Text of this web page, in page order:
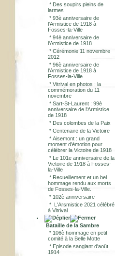
* Des soupirs pleins de
larmes
* 93è anniversaire de
l'Armistice de 1918 à
Fosses-la-Ville
* 94è anniversaire de
l'Armistice de 1918
* Cérémonie 11 novembre
2012
* 96è anniversaire de
l'Armistice de 1918 à
Fosses-la-Ville
* Vitrival en photos : la
commémoration du 11
novembre
* Sart-St-Laurent : 99è
anniversaire de l'Armistice
de 1918
* Des colombes de la Paix
* Centenaire de la Victoire
* Aisemont : un grand
moment d’émotion pour
célébrer la Victoire de 1918
* Le 101e anniversaire de la
Victoire de 1918 à Fosses-
la-Ville
* Recueillement et un bel
hommage rendu aux morts
de Fosses-la-Ville.
* 102è anniversaire
* L'Arsmistice 2021 célébré
à Vitrival
Bataille de la Sambre
* 106è hommage en petit
comité à la Belle Motte
* Episode sanglant d'août
1914